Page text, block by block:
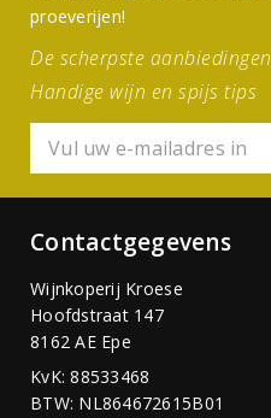
proeverijen!
De scherpste aanbiedingen
Handige wijn en spijs tips
Contactgegevens
Wijnkoperij Kroese
Hoofdstraat 147
8162 AE Epe
KvK: 88533468
BTW: NL864672615B01